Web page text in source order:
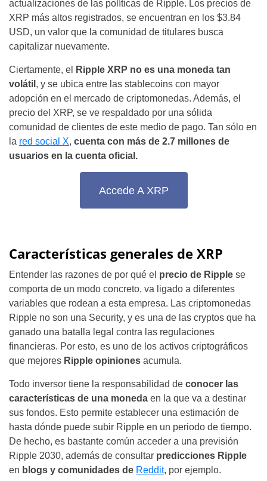
actualizaciones de las políticas de Ripple. Los precios de
XRP más altos registrados, se encuentran en los $3.84
USD, un valor que la comunidad de titulares busca
capitalizar nuevamente.
Ciertamente, el Ripple XRP no es una moneda tan
volátil , y se ubica entre las stablecoins con mayor
adopción en el mercado de criptomonedas. Además, el
precio del XRP, se ve respaldado por una sólida
comunidad de clientes de este medio de pago. Tan sólo en
la red social X, cuenta con más de 2.7 millones de
usuarios en la cuenta oficial.
Accede A XRP
Características generales de XRP
Entender las razones de por qué el precio de Ripple se
comporta de un modo concreto, va ligado a diferentes
variables que rodean a esta empresa. Las criptomonedas
Ripple no son una Security, y es una de las cryptos que ha
ganado una batalla legal contra las regulaciones
financieras. Por esto, es uno de los activos criptográficos
que mejores Ripple opiniones acumula.
Todo inversor tiene la responsabilidad de conocer las
características de una moneda en la que va a destinar
sus fondos. Esto permite establecer una estimación de
hasta dónde puede subir Ripple en un periodo de tiempo.
De hecho, es bastante común acceder a una previsión
Ripple 2030, además de consultar predicciones Ripple
en blogs y comunidades de Reddit, por ejemplo.